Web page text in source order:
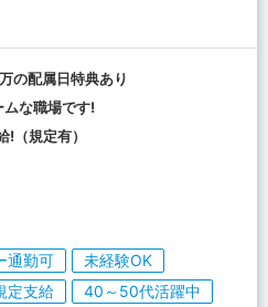
の配属日特典あり
な職場です!
（規定有）
通勤可
未経験OK
定支給
40～50代活躍中